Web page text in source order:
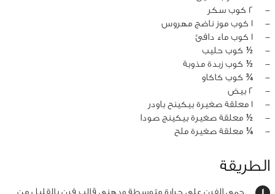
‏-
2 كوب سكر
‏-
1 كوب موز ناضج مهروس
‏-
1 كوب ماء دافئ
‏-
½ كوب حليب
‏-
½ كوب زبدة مذوبة
‏-
¾ كوب كاكاو
‏-
2 بيض
‏-
1 معلقة صغيرة بيكينح باودر
‏-
½ معلقة صغيرة بيكينج صودا
‏-
¼ معلقة صغيرة ملح
الطريقة
حمي الفرن على حرارة متوسطة ودهني قالب فرن بالقليل من